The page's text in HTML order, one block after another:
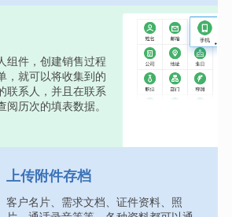
组件，创建销售过程
，就可以将收集到的
联系人，并且在联系
阅历次的填表数据。
上传附件存档
客户名片、需求文档、证件资料、照